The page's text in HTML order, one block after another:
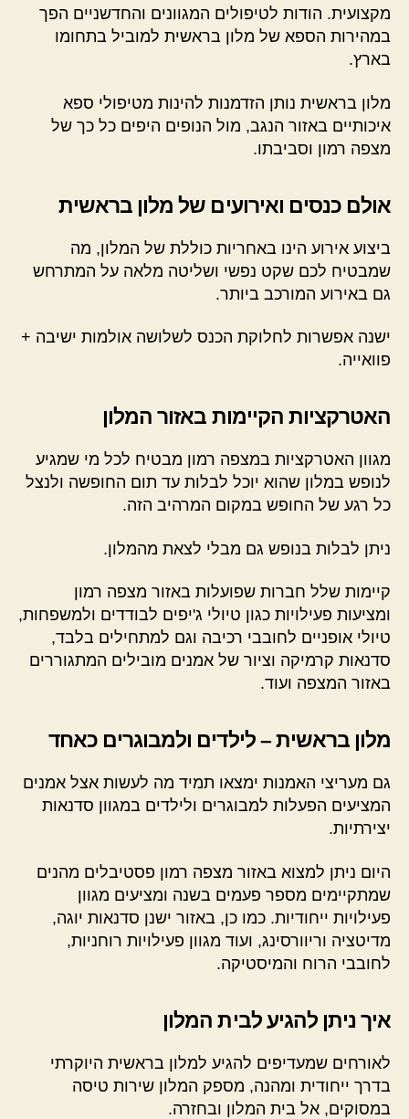
מקצועית. הודות לטיפולים המגוונים והחדשניים הפך
במהירות הספא של מלון בראשית למוביל בתחומו
בארץ.
מלון בראשית נותן הזדמנות להינות מטיפולי ספא
איכותיים באזור הנגב, מול הנופים היפים כל כך של
מצפה רמון וסביבתו.
אולם כנסים ואירועים של מלון בראשית
ביצוע אירוע הינו באחריות כוללת של המלון, מה
שמבטיח לכם שקט נפשי ושליטה מלאה על המתרחש
גם באירוע המורכב ביותר.
ישנה אפשרות לחלוקת הכנס לשלושה אולמות ישיבה +
פוואייה.
האטרקציות הקיימות באזור המלון
מגוון האטרקציות במצפה רמון מבטיח לכל מי שמגיע
לנופש במלון שהוא יוכל לבלות עד תום החופשה ולנצל
כל רגע של החופש במקום המרהיב הזה.
ניתן לבלות בנופש גם מבלי לצאת מהמלון.
קיימות שלל חברות שפועלות באזור מצפה רמון
ומציעות פעילויות כגון טיולי ג'יפים לבודדים ולמשפחות,
טיולי אופניים לחובבי רכיבה וגם למתחילים בלבד,
סדנאות קרמיקה וציור של אמנים מובילים המתגוררים
באזור המצפה ועוד.
מלון בראשית – לילדים ולמבוגרים כאחד
גם מעריצי האמנות ימצאו תמיד מה לעשות אצל אמנים
המציעים הפעלות למבוגרים ולילדים במגוון סדנאות
יצירתיות.
היום ניתן למצוא באזור מצפה רמון פסטיבלים מהנים
שמתקיימים מספר פעמים בשנה ומציעים מגוון
פעילויות ייחודיות. כמו כן, באזור ישנן סדנאות יוגה,
מדיטציה וריוורסינג, ועוד מגוון פעילויות רוחניות,
לחובבי הרוח והמיסטיקה.
איך ניתן להגיע לבית המלון
לאורחים שמעדיפים להגיע למלון בראשית היוקרתי
בדרך ייחודית ומהנה, מספק המלון שירות טיסה
במסוקים, אל בית המלון ובחזרה.